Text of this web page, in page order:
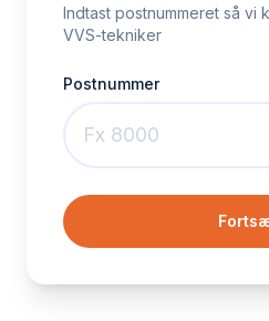
Indtast postnummeret så vi
VVS-tekniker
Postnummer